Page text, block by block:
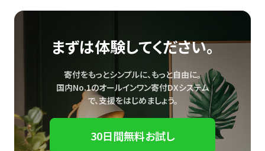
まずは体験してください。
寄付をもっとシンプルに、もっと自由に。
国内No.1のオールインワン寄付DXシステム
で、支援をはじめましょう。
30日間無料お試し